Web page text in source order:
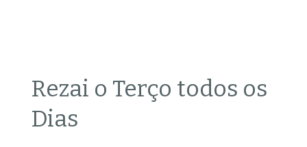
Rezai o Terço todos os
Dias